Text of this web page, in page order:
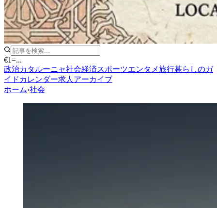
€1=...
政治カタルーニャ社会経済スポーツエンタメ旅行暮らしのガ
イド カレンダー求人 アーカイブ
ホーム›社会